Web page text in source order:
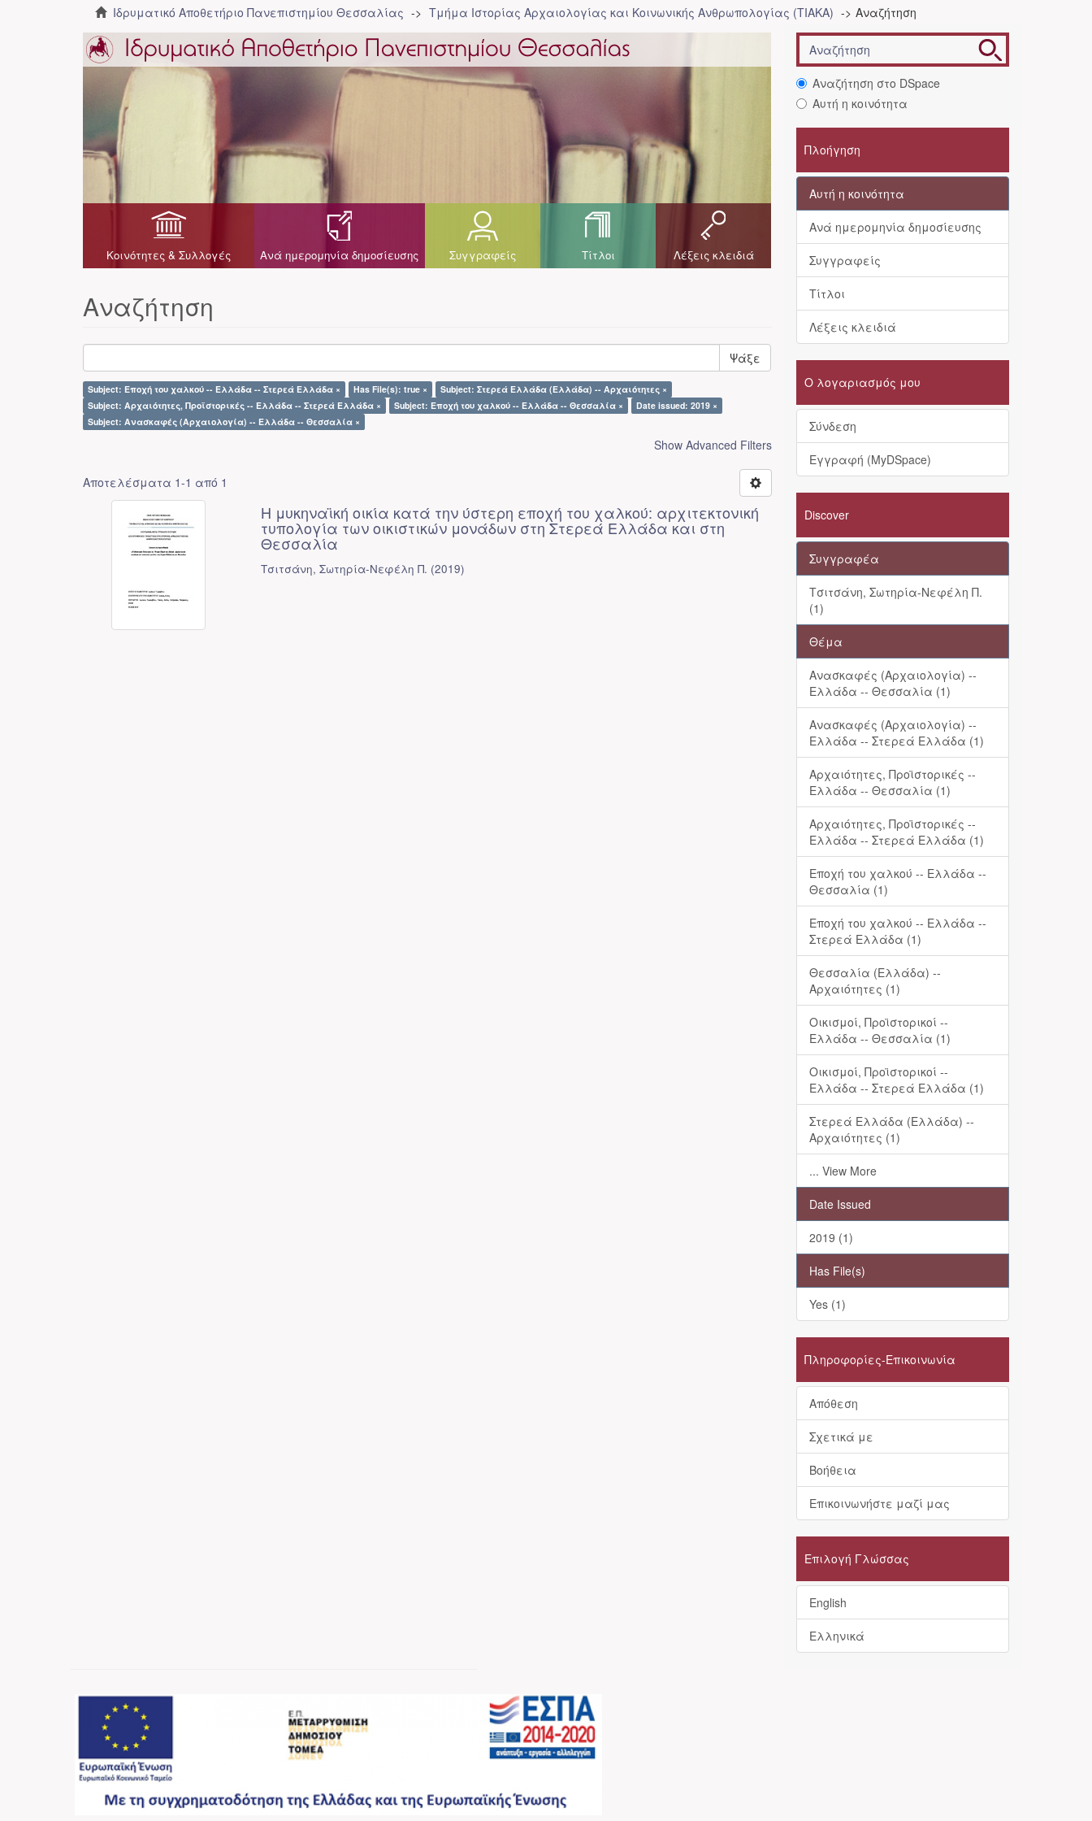
Ιδρυματικό Αποθετήριο Πανεπιστημίου Θεσσαλίας Τμήμα Ιστορίας Αρχαιολογίας και Κοινωνικής Ανθρωπολογίας (ΤΙΑΚΑ) Αναζήτηση
Κοινότητες & Συλλογές Ανά ημερομηνία δημοσίευσης Συγγραφείς Τίτλοι Λέξεις κλειδιά
Αναζήτηση
Ψάξε
Subject: Εποχή του χαλκού -- Ελλάδα -- Στερεά Ελλάδα × Has File(s): true ×
Subject: Στερεά Ελλάδα (Ελλάδα) -- Αρχαιότητες ×
Subject: Αρχαιότητες, Προϊστορικές -- Ελλάδα -- Στερεά Ελλάδα ×
Subject: Εποχή του χαλκού -- Ελλάδα -- Θεσσαλία ×
Date issued: 2019 ×
Subject: Ανασκαφές (Αρχαιολογία) -- Ελλάδα -- Θεσσαλία ×
Show Advanced Filters
Αποτελέσματα 1-1 από 1
Η μυκηναϊκή οικία κατά την ύστερη εποχή του χαλκού: αρχιτεκτονική
τυπολογία των οικιστικών μονάδων στη Στερεά Ελλάδα και στη
Θεσσαλία
Τσιτσάνη, Σωτηρία-Νεφέλη Π. (2019)
Αναζήτηση στο DSpace
Αυτή η κοινότητα
Πλοήγηση
Αυτή η κοινότητα
Ανά ημερομηνία δημοσίευσης
Συγγραφείς
Τίτλοι
Λέξεις κλειδιά
Ο λογαριασμός μου
Σύνδεση
Εγγραφή (MyDSpace)
Discover
Συγγραφέα
Τσιτσάνη, Σωτηρία-Νεφέλη Π.
(1)
Θέμα
Ανασκαφές (Αρχαιολογία) --
Ελλάδα -- Θεσσαλία (1)
Ανασκαφές (Αρχαιολογία) --
Ελλάδα -- Στερεά Ελλάδα (1)
Αρχαιότητες, Προϊστορικές --
Ελλάδα -- Θεσσαλία (1)
Αρχαιότητες, Προϊστορικές --
Ελλάδα -- Στερεά Ελλάδα (1)
Εποχή του χαλκού -- Ελλάδα --
Θεσσαλία (1)
Εποχή του χαλκού -- Ελλάδα --
Στερεά Ελλάδα (1)
Θεσσαλία (Ελλάδα) --
Αρχαιότητες (1)
Οικισμοί, Προϊστορικοί --
Ελλάδα -- Θεσσαλία (1)
Οικισμοί, Προϊστορικοί --
Ελλάδα -- Στερεά Ελλάδα (1)
Στερεά Ελλάδα (Ελλάδα) --
Αρχαιότητες (1)
... View More
Date Issued
2019 (1)
Has File(s)
Yes (1)
Πληροφορίες-Επικοινωνία
Απόθεση
Σχετικά με
Βοήθεια
Επικοινωνήστε μαζί μας
Επιλογή Γλώσσας
English
Ελληνικά